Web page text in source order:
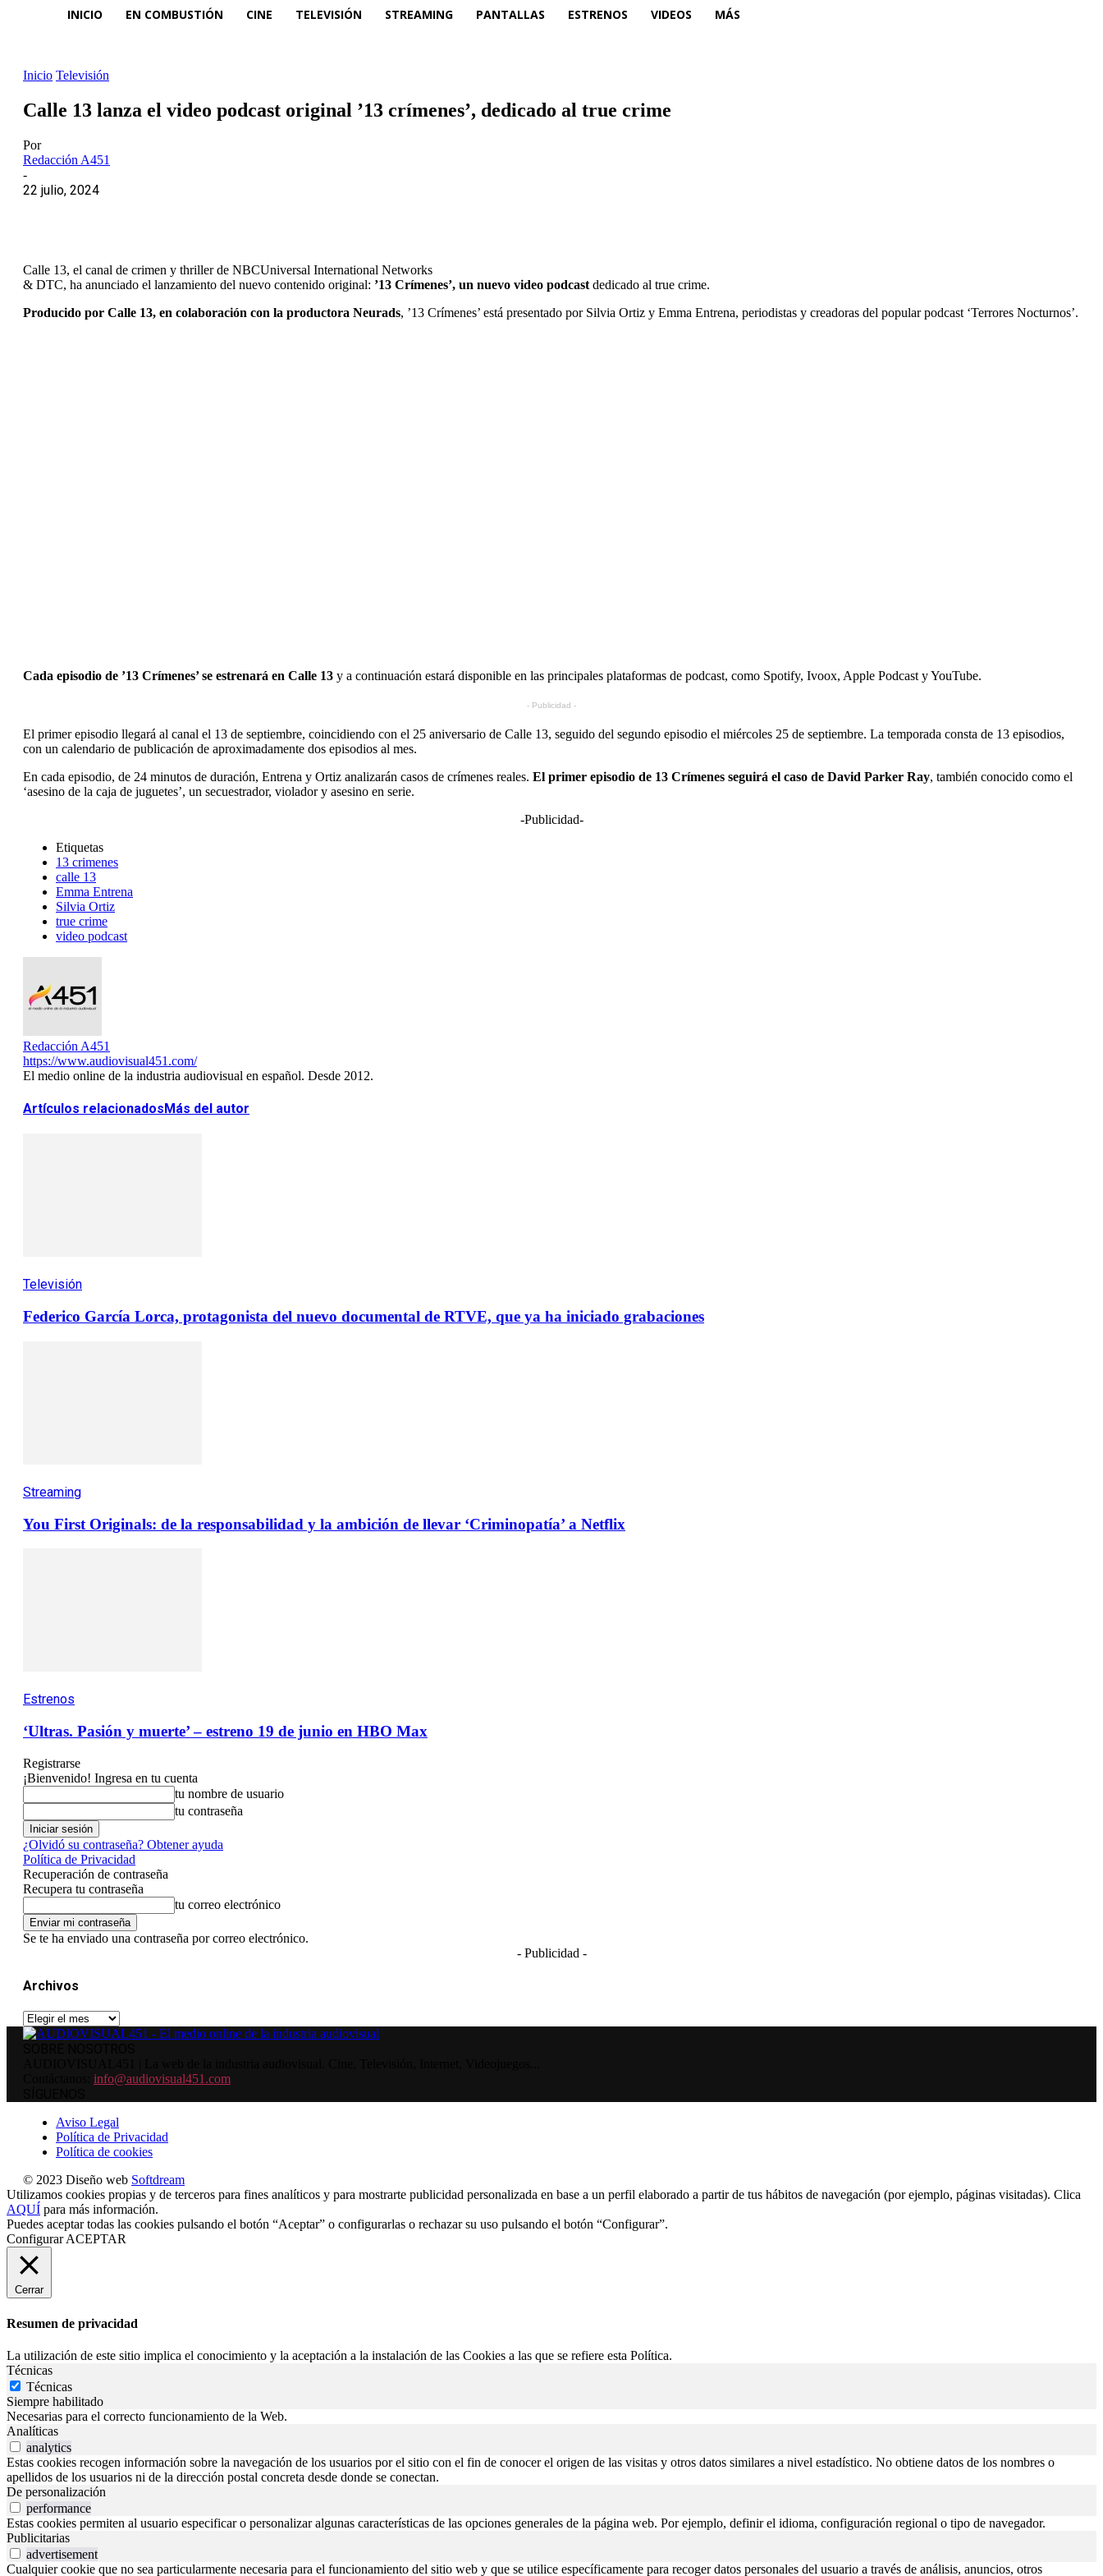
INICIO EN COMBUSTIÓN CINE TELEVISIÓN STREAMING PANTALLAS ESTRENOS VIDEOS MÁS
Inicio Televisión
Calle 13 lanza el video podcast original ’13 crímenes’, dedicado al true crime
Por
Redacción A451
-
22 julio, 2024
Calle 13, el canal de crimen y thriller de NBCUniversal International Networks
& DTC, ha anunciado el lanzamiento del nuevo contenido original: ’13 Crímenes’, un nuevo video podcast dedicado al true crime.
Producido por Calle 13, en colaboración con la productora Neurads, ’13 Crímenes’ está presentado por Silvia Ortiz y Emma Entrena, periodistas y creadoras del popular podcast ‘Terrores Nocturnos’.
Cada episodio de ’13 Crímenes’ se estrenará en Calle 13 y a continuación estará disponible en las principales plataformas de podcast, como Spotify, Ivoox, Apple Podcast y YouTube.
- Publicidad -
El primer episodio llegará al canal el 13 de septiembre, coincidiendo con el 25 aniversario de Calle 13, seguido del segundo episodio el miércoles 25 de septiembre. La temporada consta de 13 episodios,
con un calendario de publicación de aproximadamente dos episodios al mes.
En cada episodio, de 24 minutos de duración, Entrena y Ortiz analizarán casos de crímenes reales. El primer episodio de 13 Crímenes seguirá el caso de David Parker Ray, también conocido como el
‘asesino de la caja de juguetes’, un secuestrador, violador y asesino en serie.
-Publicidad-
Etiquetas
13 crimenes
calle 13
Emma Entrena
Silvia Ortiz
true crime
video podcast
Redacción A451
https://www.audiovisual451.com/
El medio online de la industria audiovisual en español. Desde 2012.
Artículos relacionadosMás del autor
Televisión
Federico García Lorca, protagonista del nuevo documental de RTVE, que ya ha iniciado grabaciones
Streaming
You First Originals: de la responsabilidad y la ambición de llevar ‘Criminopatía’ a Netflix
Estrenos
‘Ultras. Pasión y muerte’ – estreno 19 de junio en HBO Max
Registrarse
¡Bienvenido! Ingresa en tu cuenta
tu nombre de usuario
tu contraseña
¿Olvidó su contraseña? Obtener ayuda
Política de Privacidad
Recuperación de contraseña
Recupera tu contraseña
tu correo electrónico
Se te ha enviado una contraseña por correo electrónico.
- Publicidad -
Archivos
Archivos
info@audiovisual451.com
Aviso Legal
Política de Privacidad
Política de cookies
© 2023 Diseño web Softdream
Utilizamos cookies propias y de terceros para fines analíticos y para mostrarte publicidad personalizada en base a un perfil elaborado a partir de tus hábitos de navegación (por ejemplo, páginas visitadas). Clica
AQUÍ para más información.
Puedes aceptar todas las cookies pulsando el botón “Aceptar” o configurarlas o rechazar su uso pulsando el botón “Configurar”.
Configurar ACEPTAR
Cerrar
Resumen de privacidad
La utilización de este sitio implica el conocimiento y la aceptación a la instalación de las Cookies a las que se refiere esta Política.
Técnicas
Técnicas
Siempre habilitado
Necesarias para el correcto funcionamiento de la Web.
Analíticas
analytics
Estas cookies recogen información sobre la navegación de los usuarios por el sitio con el fin de conocer el origen de las visitas y otros datos similares a nivel estadístico. No obtiene datos de los nombres o
apellidos de los usuarios ni de la dirección postal concreta desde donde se conectan.
De personalización
performance
Estas cookies permiten al usuario especificar o personalizar algunas características de las opciones generales de la página web. Por ejemplo, definir el idioma, configuración regional o tipo de navegador.
Publicitarias
advertisement
Cualquier cookie que no sea particularmente necesaria para el funcionamiento del sitio web y que se utilice específicamente para recoger datos personales del usuario a través de análisis, anuncios, otros